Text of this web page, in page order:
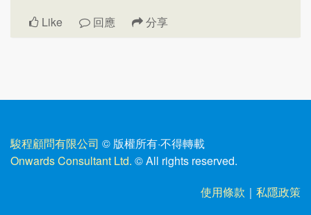
Like 回應 分享
駿程顧問有限公司 © 版權所有·不得轉載
Onwards Consultant Ltd. © All rights reserved.
使用條款 ｜ 私隱政策